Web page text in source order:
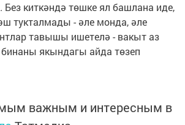
Без киткәндә төшке ял башлана иде,
тукталмады - әле монда, әле
тавышы ишетелә - вакыт аз
бинаны якындагы айда төзеп
важным и интересным в